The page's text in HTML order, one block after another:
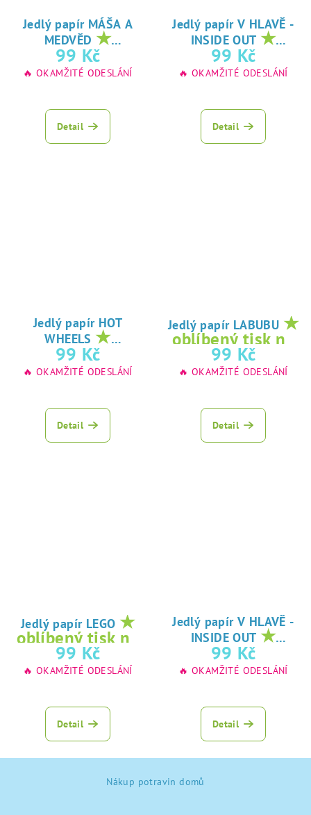
Jedlý papír MÁŠA A
MEDVĚD ★
oblíbený tisk na
jedlý papír
99 Kč
🔥 OKAMŽITÉ ODESLÁNÍ
Detail
Jedlý papír V HLAVĚ -
INSIDE OUT ★
oblíbený tisk na
jedlý papír
99 Kč
🔥 OKAMŽITÉ ODESLÁNÍ
Detail
Jedlý papír HOT
WHEELS ★
oblíbený tisk na
jedlý papír
99 Kč
🔥 OKAMŽITÉ ODESLÁNÍ
Detail
Jedlý papír LABUBU ★
oblíbený tisk na
jedlý papír
99 Kč
🔥 OKAMŽITÉ ODESLÁNÍ
Detail
Jedlý papír LEGO ★
oblíbený tisk na
jedlý papír
99 Kč
🔥 OKAMŽITÉ ODESLÁNÍ
Detail
Jedlý papír V HLAVĚ -
INSIDE OUT ★
oblíbený tisk na
jedlý papír
99 Kč
🔥 OKAMŽITÉ ODESLÁNÍ
Detail
Nákup potravin domů